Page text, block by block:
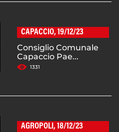
CAPACCIO, 19/12/23
Consiglio Comunale
Capaccio Pae...
1331
AGROPOLI, 18/12/23